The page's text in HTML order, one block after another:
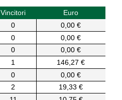
Vincitori
Euro
0
0,00 €
0
0,00 €
0
0,00 €
1
146,27 €
0
0,00 €
2
19,33 €